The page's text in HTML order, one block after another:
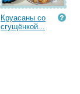
Круасаны со
сгущёнкой...